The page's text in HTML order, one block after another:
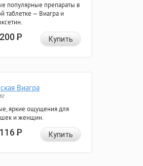
популярные препараты в
таблетке — Виагра и
Р Купить
Виагра
яркие ощущения для
и женщин.
Р Купить